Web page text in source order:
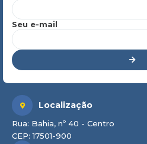
Seu e-mail
Localização
Rua: Bahia, nº 40 - Centro
CEP: 17501-900